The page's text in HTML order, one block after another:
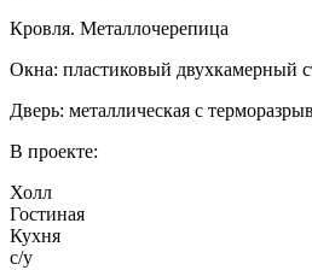
Кровля. Металлочерепица
Окна: пластиковый двухкамерный
Дверь: металлическая с
В проекте:
Холл
Гостиная
Кухня
с/у